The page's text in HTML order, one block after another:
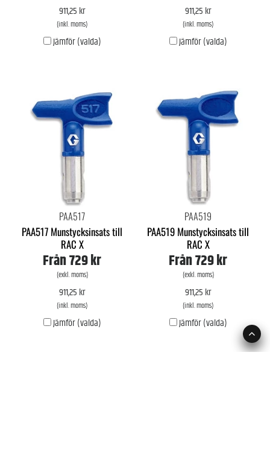
911,25 kr
(inkl. moms)
Jämför (valda)
911,25 kr
(inkl. moms)
Jämför (valda)
PAA517
PAA517 Munstycksinsats till
RAC X
Från729 kr
(exkl. moms)
911,25 kr
(inkl. moms)
Jämför (valda)
PAA519
PAA519 Munstycksinsats till
RAC X
Från729 kr
(exkl. moms)
911,25 kr
(inkl. moms)
Jämför (valda)